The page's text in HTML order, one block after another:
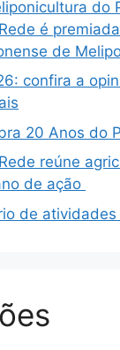
do
é
de
confira a
20 Anos do
reúne
de ação
de